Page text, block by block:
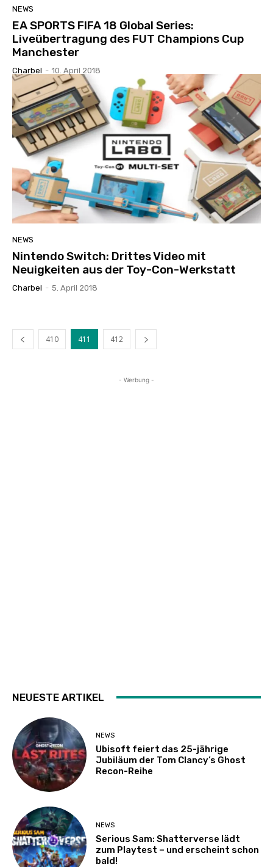
NEWS
EA SPORTS FIFA 18 Global Series:
Liveübertragung des FUT Champions Cup
Manchester
Charbel - 10. April 2018
NEWS
Nintendo Switch: Drittes Video mit
Neuigkeiten aus der Toy-Con-Werkstatt
Charbel - 5. April 2018
410 411 412
- Werbung -
NEUESTE ARTIKEL
NEWS
Ubisoft feiert das 25-jährige
Jubiläum der Tom Clancy’s Ghost
Recon-Reihe
NEWS
Serious Sam: Shatterverse lädt
zum Playtest – und erscheint schon
bald!